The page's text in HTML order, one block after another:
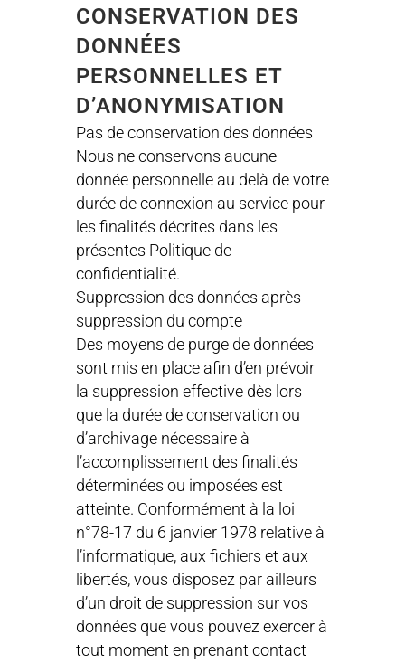
CONSERVATION DES
DONNÉES
PERSONNELLES ET
D’ANONYMISATION
Pas de conservation des données
Nous ne conservons aucune
donnée personnelle au delà de votre
durée de connexion au service pour
les finalités décrites dans les
présentes Politique de
confidentialité.
Suppression des données après
suppression du compte
Des moyens de purge de données
sont mis en place afin d’en prévoir
la suppression effective dès lors
que la durée de conservation ou
d’archivage nécessaire à
l’accomplissement des finalités
déterminées ou imposées est
atteinte. Conformément à la loi
n°78-17 du 6 janvier 1978 relative à
l’informatique, aux fichiers et aux
libertés, vous disposez par ailleurs
d’un droit de suppression sur vos
données que vous pouvez exercer à
tout moment en prenant contact